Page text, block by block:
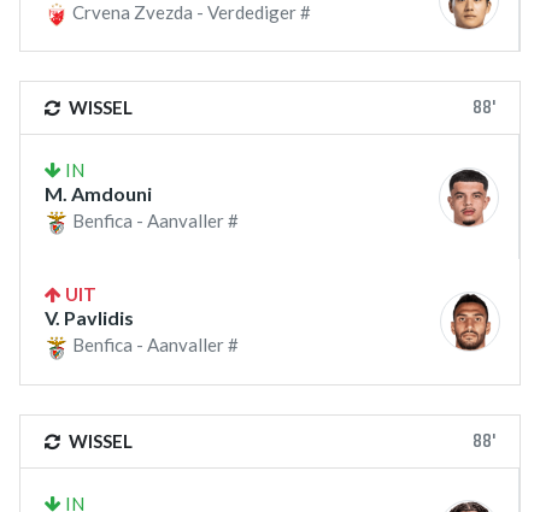
Crvena Zvezda - Verdediger #
WISSEL 88'
IN
M. Amdouni
Benfica - Aanvaller #
UIT
V. Pavlidis
Benfica - Aanvaller #
WISSEL 88'
IN